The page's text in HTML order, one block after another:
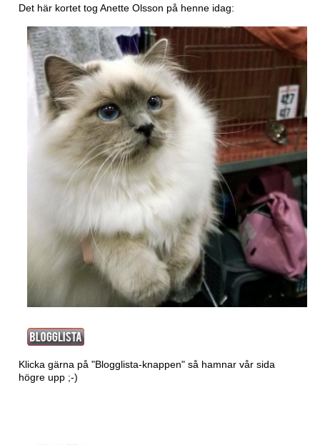
Det här kortet tog Anette Olsson på henne idag:
Klicka gärna på "Blogglista-knappen" så hamnar vår sida
högre upp ;-)